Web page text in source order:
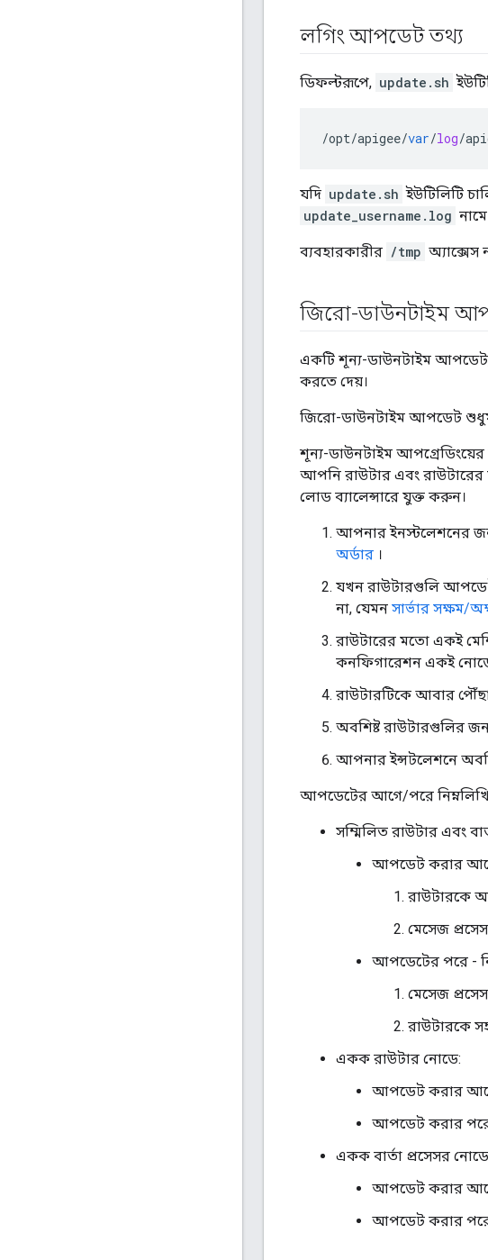
লগিং আপডেট তথ্য
ডিফল্টরূপে, update.sh
/opt/apigee/var/log/
যদি update.sh ইউটিলিটি
update_username.log
ব্যবহারকারীর /tmp অ্যাক্সেস
জিরো-ডাউনটাইম
একটি শূন্য-ডাউনটাইম
করতে দেয়।
জিরো-ডাউনটাইম আপডেট
শূন্য-ডাউনটাইম আপগ্রেডিংয়ের
আপনি রাউটার এবং
লোড ব্যালেন্সারে যুক্ত করুন।
আপনার ইনস্টলেশনের
অর্ডার ।
যখন রাউটারগুলি
না, যেমন সার্ভার সক্ষম/
রাউটারের মতো একই
কনফিগারেশন একই নোডে
রাউটারটিকে আবার
অবশিষ্ট রাউটারগুলির
আপনার ইন্সটলেশনে
আপডেটের আগে/পরে
সম্মিলিত রাউটার এবং
আপডেট করার
রাউটারকে
মেসেজ
আপডেটের পরে -
মেসেজ
রাউটারকে
একক রাউটার নোডে:
আপডেট করার
আপডেট করার পরে,
একক বার্তা প্রসেসর
আপডেট করার
আপডেট করার